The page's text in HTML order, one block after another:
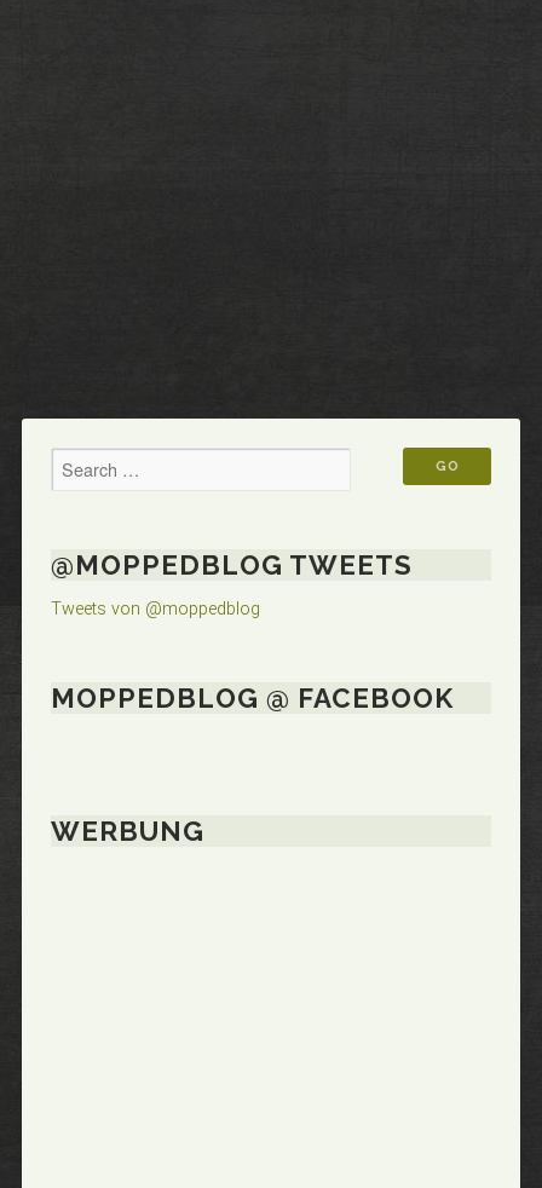
@MOPPEDBLOG TWEETS
Tweets von @moppedblog
MOPPEDBLOG @ FACEBOOK
WERBUNG